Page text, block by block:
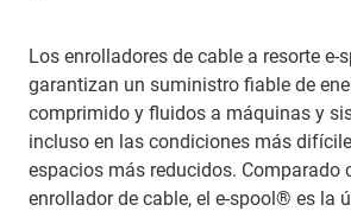
Los enrolladores de cable a resorte
garantizan un suministro fiable de
comprimido y fluidos a máquinas y
incluso en las condiciones más
espacios más reducidos. Comparado
enrollador de cable, el e-spool® es la